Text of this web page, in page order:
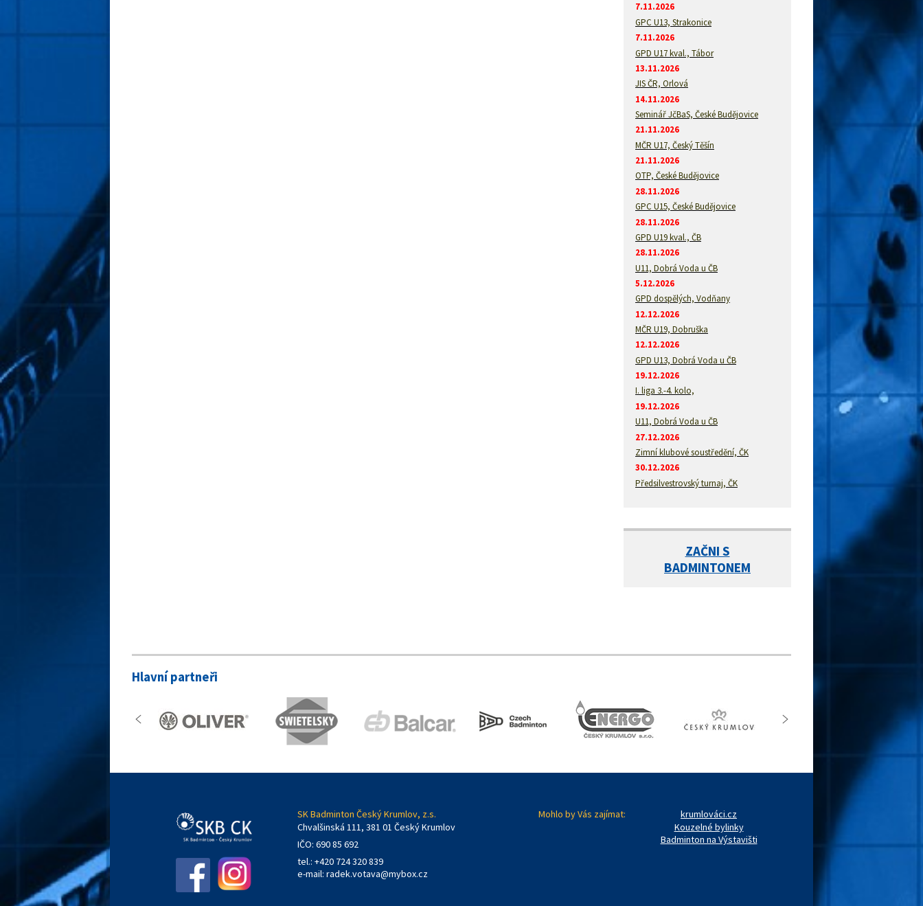
7.11.2026
GPC U13, Strakonice
7.11.2026
GPD U17 kval., Tábor
13.11.2026
JIS ČR, Orlová
14.11.2026
Seminář JčBaS, České Budějovice
21.11.2026
MČR U17, Český Těšín
21.11.2026
OTP, České Budějovice
28.11.2026
GPC U15, České Budějovice
28.11.2026
GPD U19 kval., ČB
28.11.2026
U11, Dobrá Voda u ČB
5.12.2026
GPD dospělých, Vodňany
12.12.2026
MČR U19, Dobruška
12.12.2026
GPD U13, Dobrá Voda u ČB
19.12.2026
I. liga 3.-4. kolo,
19.12.2026
U11, Dobrá Voda u ČB
27.12.2026
Zimní klubové soustředění, ČK
30.12.2026
Předsilvestrovský turnaj, ČK
ZAČNI S
BADMINTONEM
Hlavní partneři
SK Badminton Český Krumlov, z.s.
Chvalšinská 111, 381 01 Český Krumlov
IČO: 690 85 692
tel.: +420 724 320 839
e-mail: radek.votava@mybox.cz
Mohlo by Vás zajímat:
krumlováci.cz
Kouzelné bylinky
Badminton na Výstavišti